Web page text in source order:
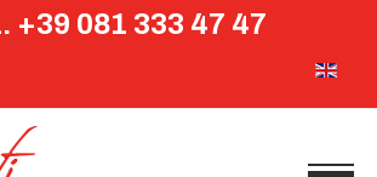
+39 081 333 47 47